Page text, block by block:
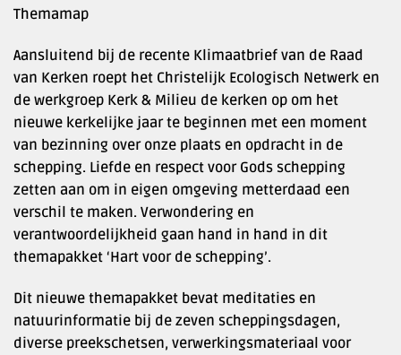
Themamap
Aansluitend bij de recente Klimaatbrief van de Raad
van Kerken roept het Christelijk Ecologisch Netwerk en
de werkgroep Kerk & Milieu de kerken op om het
nieuwe kerkelijke jaar te beginnen met een moment
van bezinning over onze plaats en opdracht in de
schepping. Liefde en respect voor Gods schepping
zetten aan om in eigen omgeving metterdaad een
verschil te maken. Verwondering en
verantwoordelijkheid gaan hand in hand in dit
themapakket ‘Hart voor de schepping’.
Dit nieuwe themapakket bevat meditaties en
natuurinformatie bij de zeven scheppingsdagen,
diverse preekschetsen, verwerkingsmateriaal voor